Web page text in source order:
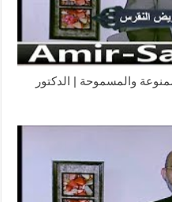
والمسموحة | الدكتور